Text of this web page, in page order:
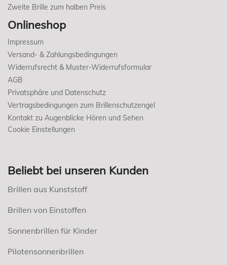
Zweite Brille zum halben Preis
Onlineshop
Impressum
Versand- & Zahlungsbedingungen
Widerrufsrecht & Muster-Widerrufsformular
AGB
Privatsphäre und Datenschutz
Vertragsbedingungen zum Brillenschutzengel
Kontakt zu Augenblicke Hören und Sehen
Cookie Einstellungen
Beliebt bei unseren Kunden
Brillen aus Kunststoff
Brillen von Einstoffen
Sonnenbrillen für Kinder
Pilotensonnenbrillen